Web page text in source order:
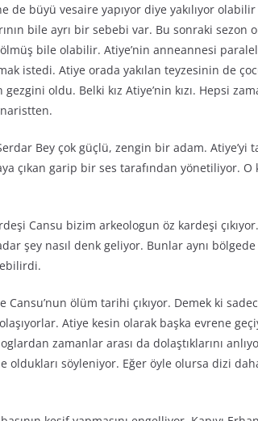
de büyü vesaire yapıyor diye yakılıyor
bile ayrı bir sebebi var. Bu sonraki sezon
bile olabilir. Atiye’nin anneannesi
istedi. Atiye orada yakılan teyzesinin de
oldu. Belki kız Atiye’nin kızı. Hepsi
Bey çok güçlü, zengin bir adam. Atiye’yi
çıkan garip bir ses tarafından yönetiliyor. O
Cansu bizim arkeologun öz kardeşi
şey nasıl denk geliyor. Bunlar aynı bölgede
Cansu’nun ölüm tarihi çıkıyor. Demek ki
Atiye kesin olarak başka evrene
zamanlar arası da dolaştıklarını
oldukları söyleniyor. Eğer öyle olursa dizi